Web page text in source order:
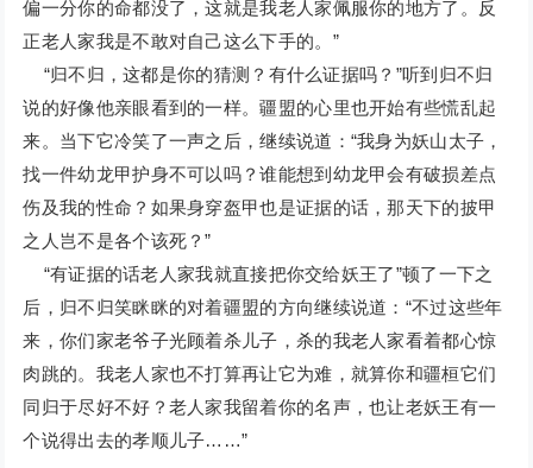
偏一分你的命都没了，这就是我老人家佩服你的地方了。反
正老人家我是不敢对自己这么下手的。”
“归不归，这都是你的猜测？有什么证据吗？”听到归不归
说的好像他亲眼看到的一样。疆盟的心里也开始有些慌乱起
来。当下它冷笑了一声之后，继续说道：“我身为妖山太子，
找一件幼龙甲护身不可以吗？谁能想到幼龙甲会有破损差点
伤及我的性命？如果身穿盔甲也是证据的话，那天下的披甲
之人岂不是各个该死？”
“有证据的话老人家我就直接把你交给妖王了”顿了一下之
后，归不归笑眯眯的对着疆盟的方向继续说道：“不过这些年
来，你们家老爷子光顾着杀儿子，杀的我老人家看着都心惊
肉跳的。我老人家也不打算再让它为难，就算你和疆桓它们
同归于尽好不好？老人家我留着你的名声，也让老妖王有一
个说得出去的孝顺儿子……”